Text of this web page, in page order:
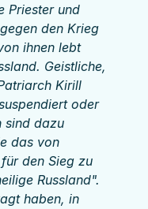
Priester und
den Krieg
ihnen lebt
Geistliche,
Kirill
oder
sind dazu
das von
den Sieg zu
Russland".
haben, in